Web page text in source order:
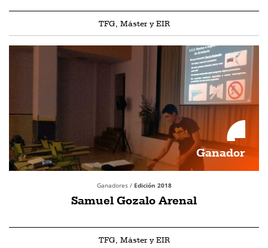
TFG, Máster y EIR
Ganador
Ganadores / Edición 2018
Samuel Gozalo Arenal
TFG, Máster y EIR